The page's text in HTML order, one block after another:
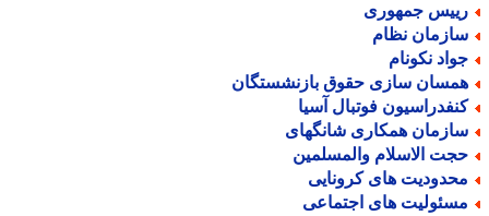
جمهوری
نظام
نکونام
سازی حقوق بازنشستگان
فوتبال آسیا
همکاری شانگهای
الاسلام والمسلمین
های کرونایی
های اجتماعی